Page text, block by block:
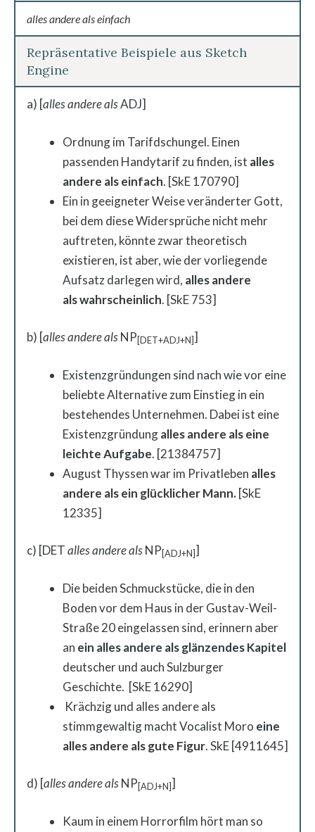
alles andere als einfach
Repräsentative Beispiele aus Sketch
Engine
a) [alles andere alsADJ]
Ordnung im Tarifdschungel. Einen
passenden Handytarif zu finden, ist alles
andere als einfach. [SkE 170790]
Ein in geeigneter Weise veränderter Gott,
bei dem diese Widersprüche nicht mehr
auftreten, könnte zwar theoretisch
existieren, ist aber, wie der vorliegende
Aufsatz darlegen wird, alles andere
alswahrscheinlich. [SkE 753]
b) [alles andere alsNP[DET+ADJ+N]]
Existenzgründungen sind nach wie vor eine
beliebte Alternative zum Einstieg in ein
bestehendes Unternehmen. Dabei ist eine
Existenzgründungalles andere als eine
leichte Aufgabe. [21384757]
August Thyssen war im Privatleben alles
andere alsein glücklicher Mann.[SkE
12335]
c) [DETalles andere alsNP[ADJ+N]]
Die beiden Schmuckstücke, die in den
Boden vor dem Haus in der Gustav-Weil-
Straße 20 eingelassen sind, erinnern aber
an ein alles andere alsglänzendes Kapitel
deutscher und auch Sulzburger
Geschichte. [SkE 16290]
Krächzig und alles andere als
stimmgewaltig macht Vocalist Moro eine
alles andere als gute Figur. SkE [4911645]
d) [alles andere alsNP[ADJ+N]]
Kaum in einem Horrorfilm hört man so